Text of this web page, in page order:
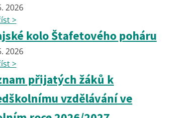
2026
>
kolo Štafetového poháru
2026
>
přijatých žáků k
vzdělávání ve